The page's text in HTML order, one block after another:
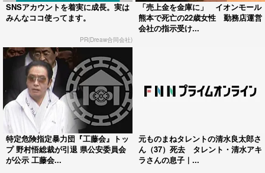
SNSアカウントを着実に成長。実は
みんなココ使ってます。
PR(Dreaw合同会社)
「売上金を金庫に」 イオンモール
熊本で死亡の22歳女性 勤務店運営
会社の指示受け...
特定危険指定暴力団『工藤会』トッ
プ 野村悟総裁が引退 県公安委員会
が公示 工藤会...
元ものまねタレントの清水良太郎さ
ん（37）死去 タレント・清水アキ
ラさんの息子｜...